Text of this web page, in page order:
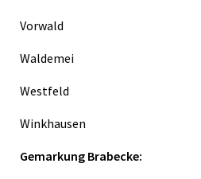
Vorwald
Waldemei
Westfeld
Winkhausen
Gemarkung Brabecke: